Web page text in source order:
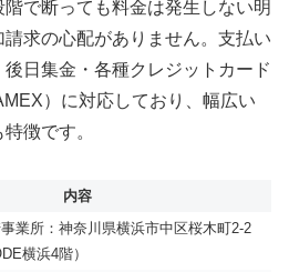
で断っても料金は発生しない明
求の心配がありません。支払い
日集金・各種クレジットカード
）に対応しており、幅広い
徴です。
内容
業所：神奈川県横浜市中区桜木町2-2
横浜4階）